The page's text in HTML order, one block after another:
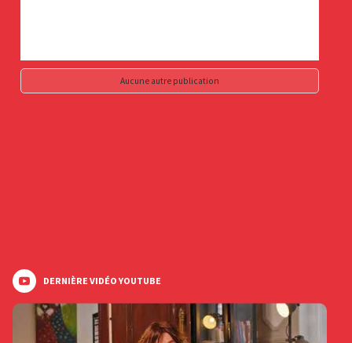
Aucune autre publication
DERNIÈRE VIDÉO YOUTUBE